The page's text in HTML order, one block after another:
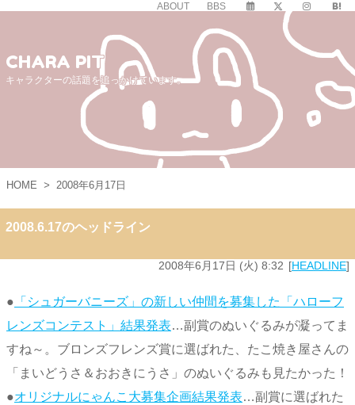
ABOUT BBS
CHARA PIT
キャラクターの話題を追っかけています。
HOME > 2008年6月17日
2008.6.17のヘッドライン
2008年6月17日 (火) 8:32 HEADLINE
● 「シュガーバニーズ」の新しい仲間を募集した「ハローフ
レンズコンテスト」結果発表…副賞のぬいぐるみが凝ってま
すね～。ブロンズフレンズ賞に選ばれた、たこ焼き屋さんの
「まいどうさ＆おおきにうさ」のぬいぐるみも見たかった！
●オリジナルにゃんこ大募集企画結果発表…副賞に選ばれた